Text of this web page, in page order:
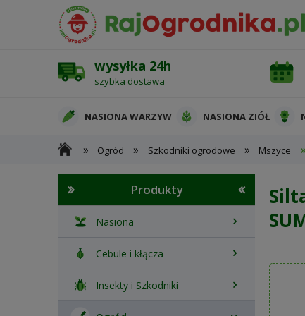
wysyłka 24h
szybka dostawa
NASIONA WARZYW NASIONA ZIÓŁ
OCHRONA ROŚLIN
» Ogród » Szkodniki ogrodowe » Mszyce
Produkty
Nasiona
Cebule i kłącza
Insekty i Szkodniki